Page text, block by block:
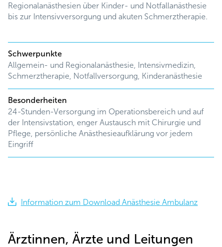
Regionalanästhesien über Kinder- und Notfallanästhesie
bis zur Intensivversorgung und akuten Schmerztherapie.
Schwerpunkte
Allgemein- und Regionalanästhesie, Intensivmedizin,
Schmerztherapie, Notfallversorgung, Kinderanästhesie
Besonderheiten
24-Stunden-Versorgung im Operationsbereich und auf
der Intensivstation, enger Austausch mit Chirurgie und
Pflege, persönliche Anästhesieaufklärung vor jedem
Eingriff
Information zum Download Anästhesie Ambulanz
Ärztinnen, Ärzte und Leitungen